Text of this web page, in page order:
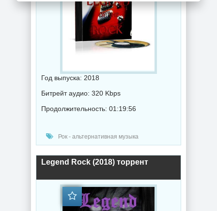
Год выпуска: 2018
Битрейт аудио: 320 Kbps
Продолжительность: 01:19:56
Рок - альтернативная музыка
Legend Rock (2018) торрент